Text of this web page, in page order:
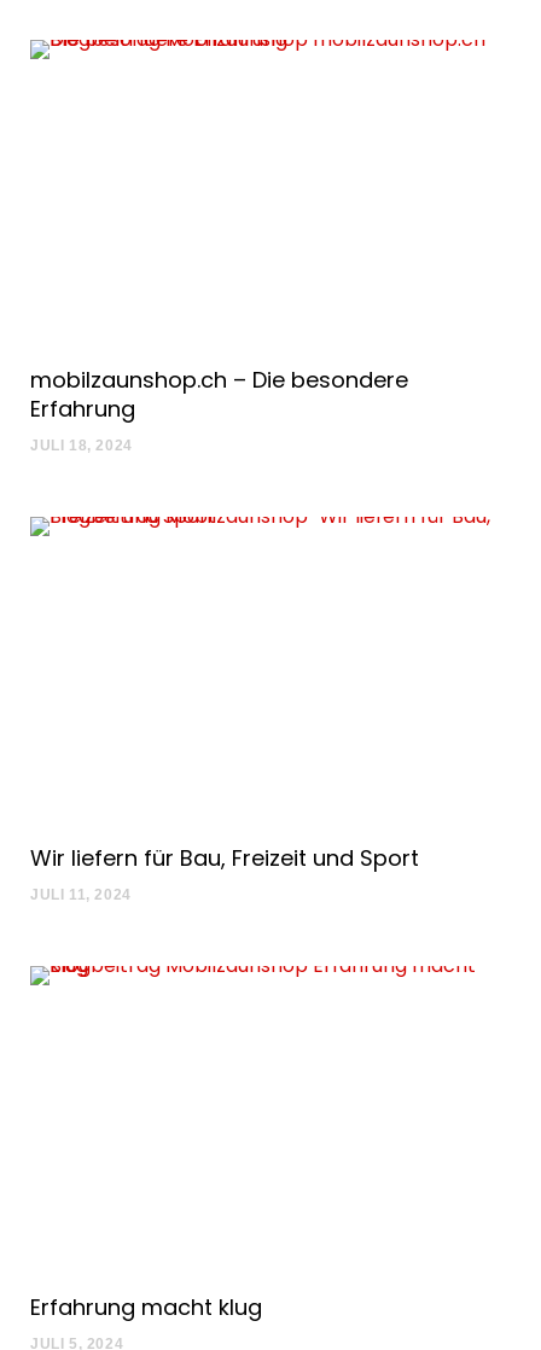
mobilzaunshop.ch – Die besondere
Erfahrung
JULI 18, 2024
Wir liefern für Bau, Freizeit und Sport
JULI 11, 2024
Erfahrung macht klug
JULI 5, 2024